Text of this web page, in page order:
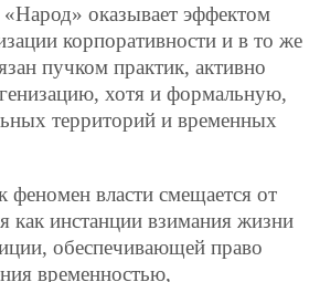
оказывает эффектом
корпоративности и в то же
пучком практик, активно
хотя и формальную,
территорий и временных
феномен власти смещается от
как инстанции взимания жизни
обеспечивающей право
временностью,